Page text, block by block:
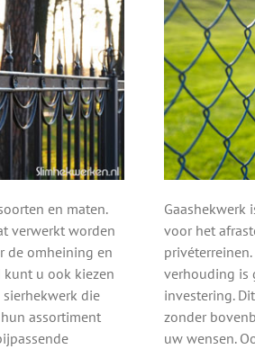
en maten.
verwerkt worden
de omheining en
u ook kiezen
die
assortiment
Gaashekwerk
voor het
verhouding is
investering.
zonder
uw wensen.